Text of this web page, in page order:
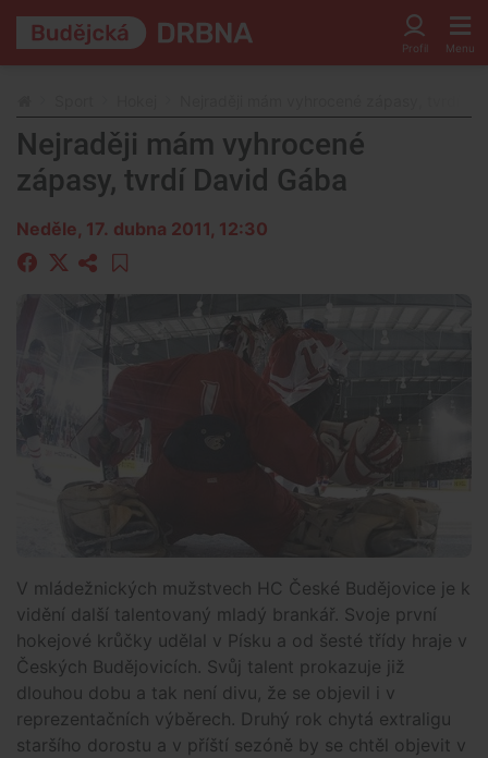
Nejraději mám vyhrocené
zápasy, tvrdí David Gába
Neděle, 17. dubna 2011, 12:30
V mládežnických mužstvech HC České Budějovice je k
vidění další talentovaný mladý brankář. Svoje první
hokejové krůčky udělal v Písku a od šesté třídy hraje v
Českých Budějovicích. Svůj talent prokazuje již
dlouhou dobu a tak není divu, že se objevil i v
reprezentačních výběrech. Druhý rok chytá extraligu
staršího dorostu a v příští sezóně by se chtěl objevit v